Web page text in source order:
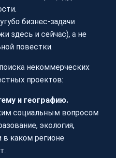
бизнес-задачи
здесь и сейчас), а не
повестки.
некоммерческих
проектов:
и географию.
социальным вопросом
экология,
в каком регионе